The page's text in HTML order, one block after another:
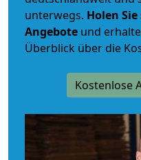
unterwegs. Holen
Angebote und
Überblick über die
Kostenlose